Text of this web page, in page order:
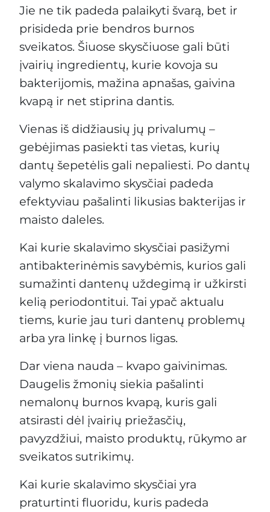
Jie ne tik padeda palaikyti švarą, bet ir
prisideda prie bendros burnos
sveikatos. Šiuose skysčiuose gali būti
įvairių ingredientų, kurie kovoja su
bakterijomis, mažina apnašas, gaivina
kvapą ir net stiprina dantis.
Vienas iš didžiausių jų privalumų –
gebėjimas pasiekti tas vietas, kurių
dantų šepetėlis gali nepaliesti. Po dantų
valymo skalavimo skysčiai padeda
efektyviau pašalinti likusias bakterijas ir
maisto daleles.
Kai kurie skalavimo skysčiai pasižymi
antibakterinėmis savybėmis, kurios gali
sumažinti dantenų uždegimą ir užkirsti
kelią periodontitui. Tai ypač aktualu
tiems, kurie jau turi dantenų problemų
arba yra linkę į burnos ligas.
Dar viena nauda – kvapo gaivinimas.
Daugelis žmonių siekia pašalinti
nemalonų burnos kvapą, kuris gali
atsirasti dėl įvairių priežasčių,
pavyzdžiui, maisto produktų, rūkymo ar
sveikatos sutrikimų.
Kai kurie skalavimo skysčiai yra
praturtinti fluoridu, kuris padeda